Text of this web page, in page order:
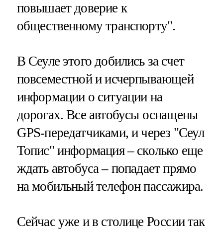
повышает доверие к
общественному транспорту".
В Сеуле этого добились за счет
повсеместной и исчерпывающей
информации о ситуации на
дорогах. Все автобусы оснащены
GPS-передатчиками, и через "Сеул
Топис" информация – сколько еще
ждать автобуса – попадает прямо
на мобильный телефон пассажира.
Сейчас уже и в столице России так